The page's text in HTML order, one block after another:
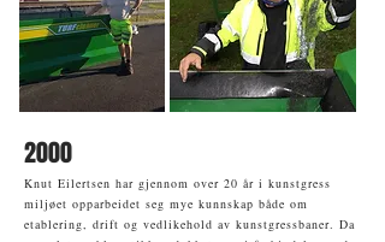
2000
Knut Eilertsen har gjennom over 20 år i kunstgress
miljøet opparbeidet seg mye kunnskap både om
etablering, drift og vedlikehold av kunstgressbaner. Da